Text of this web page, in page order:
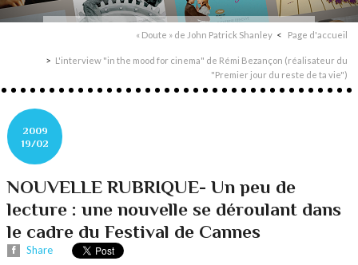
« Doute » de John Patrick Shanley Page d'accueil
L'interview "in the mood for cinema" de Rémi Bezançon (réalisateur du
"Premier jour du reste de ta vie")
2009
19/02
NOUVELLE RUBRIQUE- Un peu de
lecture : une nouvelle se déroulant dans
le cadre du Festival de Cannes
Share